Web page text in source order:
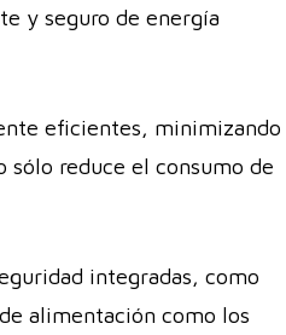
y seguro de energía
eficientes, minimizando
reduce el consumo de
integradas, como
alimentación como los